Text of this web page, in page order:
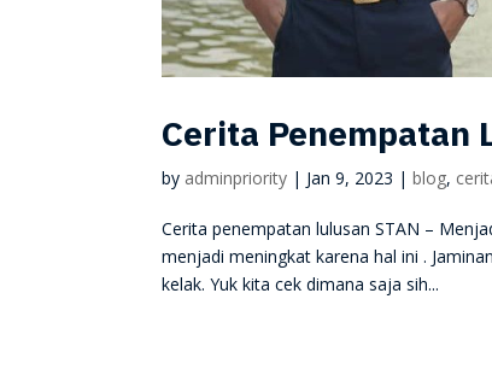
Cerita Penempatan
by adminpriority | Jan 9, 2023 |blog,
Cerita penempatan lulusan STAN –
menjadi meningkat karena hal ini .
kelak. Yuk kita cek dimana saja sih...